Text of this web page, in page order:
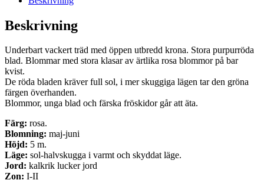
Beskrivning
Underbart vackert träd med öppen utbredd krona. Stora purpurröda
blad. Blommar med stora klasar av ärtlika rosa blommor på bar
kvist.
De röda bladen kräver full sol, i mer skuggiga lägen tar den gröna
färgen överhanden.
Blommor, unga blad och färska fröskidor går att äta.
Färg: rosa.
Blomning: maj-juni
Höjd: 5 m.
Läge: sol-halvskugga i varmt och skyddat läge.
Jord: kalkrik lucker jord
Zon: I-II